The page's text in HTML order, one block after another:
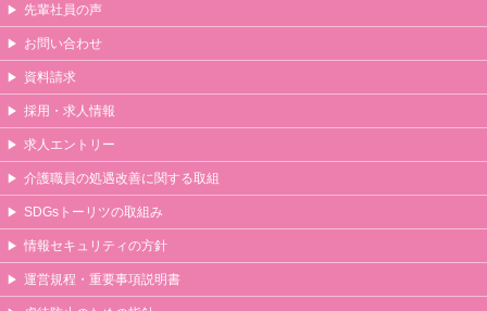
先輩社員の声
お問い合わせ
資料請求
採用・求人情報
求人エントリー
介護職員の処遇改善に関する取組
SDGsトーリツの取組み
情報セキュリティの方針
運営規程・重要事項説明書